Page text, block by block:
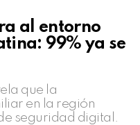
al entorno
99% ya se
que la
en la región
seguridad digital.